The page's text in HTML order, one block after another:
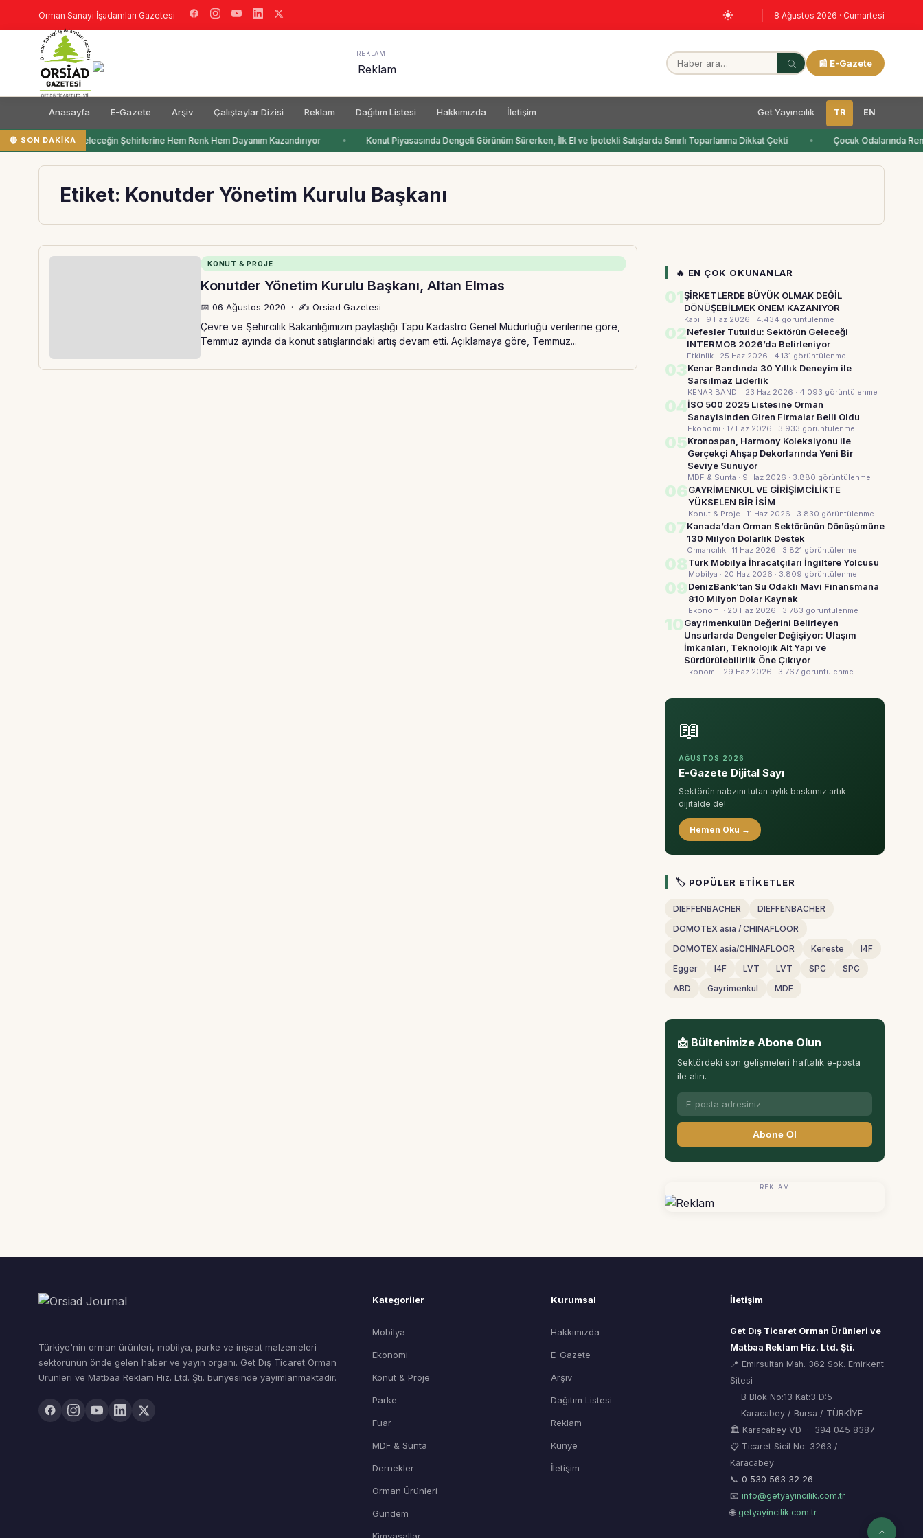
Orman Sanayi İşadamları Gazetesi 8 Ağustos 2026 · Cumartesi
REKLAM
📰 E-Gazete
Anasayfa E-Gazete Arşiv Çalıştaylar Dizisi Reklam Dağıtım Listesi Hakkımızda İletişim Get Yayıncılık TR EN
🔴 SON DAKIKA
Filli Boya Geleceğin Şehirlerine Hem Renk Hem Dayanım Kazandırıyor Konut Piyasasında Dengeli Görünüm Sürerken, İlk El ve İpotekli Satışlarda Sınırlı Toparlanma Dikkat Çekti Çocuk Odalarında
Etiket: Konutder Yönetim Kurulu Başkanı
KONUT & PROJE
Konutder Yönetim Kurulu Başkanı, Altan Elmas
📅 06 Ağustos 2020 · ✍️ Orsiad Gazetesi
Çevre ve Şehircilik Bakanlığımızın paylaştığı Tapu Kadastro Genel Müdürlüğü verilerine göre,
Temmuz ayında da konut satışlarındaki artış devam etti. Açıklamaya göre, Temmuz...
🔥 EN ÇOK OKUNANLAR
01ŞİRKETLERDE BÜYÜK OLMAK DEĞİL
DÖNÜŞEBİLMEK ÖNEM KAZANIYOR
Kapı · 9 Haz 2026 · 4.434 görüntülenme
02Nefesler Tutuldu: Sektörün Geleceği
INTERMOB 2026’da Belirleniyor
Etkinlik · 25 Haz 2026 · 4.131 görüntülenme
03Kenar Bandında 30 Yıllık Deneyim ile
Sarsılmaz Liderlik
KENAR BANDI · 23 Haz 2026 · 4.093 görüntülenme
04İSO 500 2025 Listesine Orman
Sanayisinden Giren Firmalar Belli Oldu
Ekonomi · 17 Haz 2026 · 3.933 görüntülenme
05Kronospan, Harmony Koleksiyonu ile
Gerçekçi Ahşap Dekorlarında Yeni Bir
Seviye Sunuyor
MDF & Sunta · 9 Haz 2026 · 3.880 görüntülenme
06GAYRİMENKUL VE GİRİŞİMCİLİKTE
YÜKSELEN BİR İSİM
Konut & Proje · 11 Haz 2026 · 3.830 görüntülenme
07Kanada’dan Orman Sektörünün Dönüşümüne
130 Milyon Dolarlık Destek
Ormancılık · 11 Haz 2026 · 3.821 görüntülenme
08Türk Mobilya İhracatçıları İngiltere Yolcusu
Mobilya · 20 Haz 2026 · 3.809 görüntülenme
09DenizBank’tan Su Odaklı Mavi Finansmana
810 Milyon Dolar Kaynak
Ekonomi · 20 Haz 2026 · 3.783 görüntülenme
10Gayrimenkulün Değerini Belirleyen
Unsurlarda Dengeler Değişiyor: Ulaşım
İmkanları, Teknolojik Alt Yapı ve
Sürdürülebilirlik Öne Çıkıyor
Ekonomi · 29 Haz 2026 · 3.767 görüntülenme
📖
AĞUSTOS 2026
E-Gazete Dijital Sayı
Sektörün nabzını tutan aylık baskımız artık
dijitalde de!
Hemen Oku →
🏷 POPÜLER ETIKETLER
DIEFFENBACHER
DIEFFENBACHER
DOMOTEX asia / CHINAFLOOR
DOMOTEX asia/CHINAFLOOR
Kereste
I4F
Egger
I4F LVT LVT SPC
SPC
ABD
Gayrimenkul MDF
📩 Bültenimize Abone Olun
Sektördeki son gelişmeleri haftalık e-posta
ile alın.
Abone Ol
REKLAM
Türkiye'nin orman ürünleri, mobilya, parke ve inşaat malzemeleri
sektörünün önde gelen haber ve yayın organı. Get Dış Ticaret Orman
Ürünleri ve Matbaa Reklam Hiz. Ltd. Şti. bünyesinde yayımlanmaktadır.
Kategoriler
Mobilya
Ekonomi
Konut & Proje
Parke
Fuar
MDF & Sunta
Dernekler
Orman Ürünleri
Gündem
Kurumsal
Hakkımızda
E-Gazete
Arşiv
Dağıtım Listesi
Reklam
Künye
İletişim
İletişim
Get Dış Ticaret Orman Ürünleri ve
Matbaa Reklam Hiz. Ltd. Şti.
📍 Emirsultan Mah. 362 Sok. Emirkent
Sitesi
B Blok No:13 Kat:3 D:5
Karacabey / Bursa / TÜRKİYE
🏛 Karacabey VD · 394 045 8387
📋 Ticaret Sicil No: 3263 /
Karacabey
📞 0 530 563 32 26
📧info@getyayincilik.com.tr
🌐 getyayincilik.com.tr
ORSİAD AI
Sektörel Hafıza Asistanı